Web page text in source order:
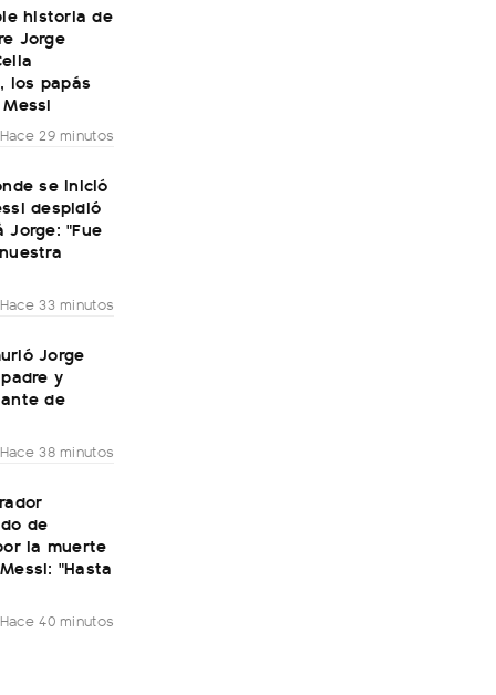
historia de
Jorge
los papás
Hace 29 minutos
se inició
despidió
Jorge: "Fue
Hace 33 minutos
Jorge
y
de
Hace 38 minutos
de
la muerte
"Hasta
Hace 40 minutos